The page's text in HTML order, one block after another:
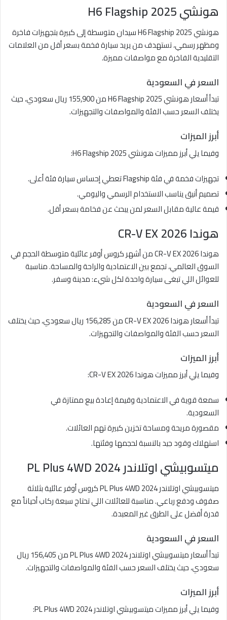
هونشي H6 Flagship 2025
هونشي H6 Flagship 2025 سيدان متوسطة إلى كبيرة بتجهيزات فاخرة
ومظهر رسمي، تستهدف من يريد سيارة فخمة بسعر أقل من العلامات
التقليدية الفاخرة مع مواصفات مميزة.
السعر في السعودية
تبدأ أسعار هونشي H6 Flagship 2025 من 155,900 ريال سعودي، حيث
يختلف السعر حسب الفئة والمواصفات والتجهيزات.
أبرز الميزات
وفيما يلي أبرز مميزات هونشي H6 Flagship 2025:
تجهيزات فخمة في فئة Flagship تعطي إحساس سيارة فئة أعلى.
تصميم أنيق يناسب الاستخدام الرسمي واليومي.
قيمة عالية مقابل السعر لمن يبحث عن فخامة بسعر أقل.
هوندا CR-V EX 2026
هوندا CR-V EX 2026 من أشهر كروس أوفر عائلية متوسطة الحجم في
السوق العالمي، تجمع بين الاعتمادية والراحة والمساحة. مناسبة
للعوائل اللي تبغى سيارة واحدة لكل شيء: مدينة وسفر.
السعر في السعودية
تبدأ أسعار هوندا CR-V EX 2026 من 156,285 ريال سعودي، حيث يختلف
السعر حسب الفئة والمواصفات والتجهيزات.
أبرز الميزات
وفيما يلي أبرز مميزات هوندا CR-V EX 2026:
سمعة قوية في الاعتمادية وقيمة إعادة بيع ممتازة في
السعودية.
مقصورة مريحة ومساحة تخزين كبيرة تهم العائلات.
استهلاك وقود جيد بالنسبة لحجمها وفئتها.
ميتسوبيشي اوتلاندر PL Plus 4WD 2024
ميتسوبيشي اوتلاندر PL Plus 4WD 2024 كروس أوفر عائلية بثلاثة
صفوف ودفع رباعي. مناسبة للعائلات اللي تحتاج سبعة ركاب أحياناً مع
قدرة أفضل على الطرق غير المعبدة.
السعر في السعودية
تبدأ أسعار ميتسوبيشي اوتلاندر PL Plus 4WD 2024 من 156,405 ريال
سعودي، حيث يختلف السعر حسب الفئة والمواصفات والتجهيزات.
أبرز الميزات
وفيما يلي أبرز مميزات ميتسوبيشي اوتلاندر PL Plus 4WD 2024: